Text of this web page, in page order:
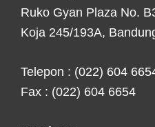
Ruko Gyan Plaza No.
Koja 245/193A,
Telepon : (022) 604
Fax : (022) 604 6654